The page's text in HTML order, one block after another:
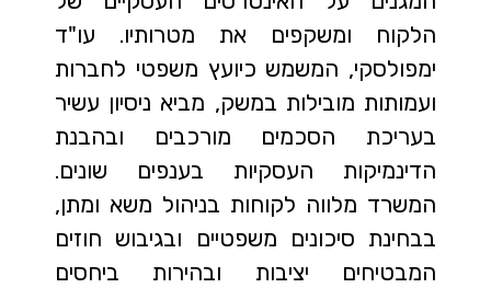
הלקוח ומשקפים את מטרותיו. עו"ד
ימפולסקי, המשמש כיועץ משפטי לחברות
ועמותות מובילות במשק, מביא ניסיון עשיר
בעריכת הסכמים מורכבים ובהבנת
הדינמיקות העסקיות בענפים שונים.
המשרד מלווה לקוחות בניהול משא ומתן,
בבחינת סיכונים משפטיים ובגיבוש חוזים
המבטיחים יציבות ובהירות ביחסים